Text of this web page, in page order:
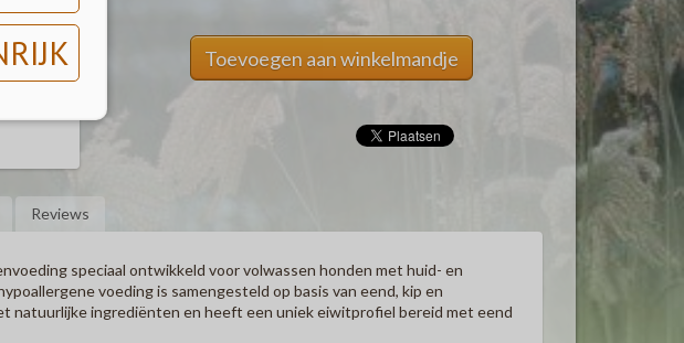
Toevoegen aan winkelmandje
Reviews
speciaal ontwikkeld voor volwassen honden met huid- en
voeding is samengesteld op basis van eend, kip en
natuurlijke ingrediënten en heeft een uniek eiwitprofiel bereid met eend